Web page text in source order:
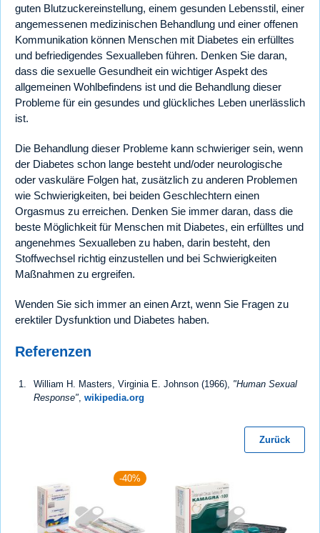
guten Blutzuckereinstellung, einem gesunden Lebensstil, einer
angemessenen medizinischen Behandlung und einer offenen
Kommunikation können Menschen mit Diabetes ein erfülltes
und befriedigendes Sexualleben führen. Denken Sie daran,
dass die sexuelle Gesundheit ein wichtiger Aspekt des
allgemeinen Wohlbefindens ist und die Behandlung dieser
Probleme für ein gesundes und glückliches Leben unerlässlich
ist.
Die Behandlung dieser Probleme kann schwieriger sein, wenn
der Diabetes schon lange besteht und/oder neurologische
oder vaskuläre Folgen hat, zusätzlich zu anderen Problemen
wie Schwierigkeiten, bei beiden Geschlechtern einen
Orgasmus zu erreichen. Denken Sie immer daran, dass die
beste Möglichkeit für Menschen mit Diabetes, ein erfülltes und
angenehmes Sexualleben zu haben, darin besteht, den
Stoffwechsel richtig einzustellen und bei Schwierigkeiten
Maßnahmen zu ergreifen.
Wenden Sie sich immer an einen Arzt, wenn Sie Fragen zu
erektiler Dysfunktion und Diabetes haben.
Referenzen
William H. Masters, Virginia E. Johnson (1966), "Human Sexual
Response" wikipedia.org
Zurück
-40%